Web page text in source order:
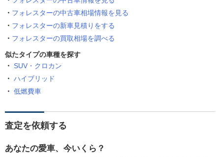
フォレスターの中古車相場情報を見る
フォレスターの新車見積りをする
フォレスターの買取相場を調べる
似たタイプの車種を探す
SUV・クロカン
ハイブリッド
低燃費車
査定を依頼する
あなたの愛車、今いくら？